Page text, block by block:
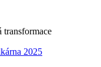
transformace
2025